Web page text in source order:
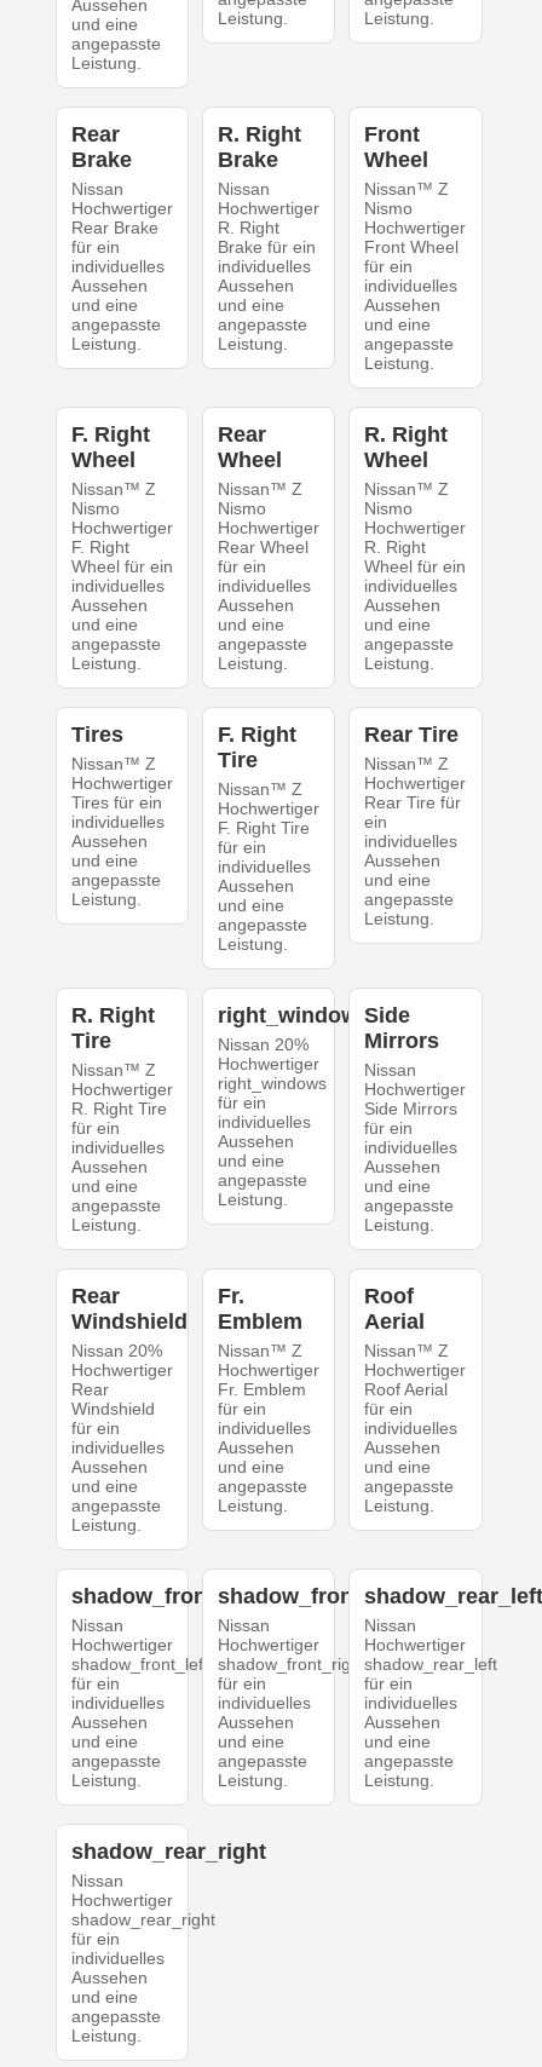
Aussehen
und eine
angepasste
Leistung.
Leistung.
Leistung.
Rear
Brake
Nissan
Hochwertiger
Rear Brake
für ein
individuelles
Aussehen
und eine
angepasste
Leistung.
R. Right
Brake
Nissan
Hochwertiger
R. Right
Brake für ein
individuelles
Aussehen
und eine
angepasste
Leistung.
Front
Wheel
Nissan™ Z
Nismo
Hochwertiger
Front Wheel
für ein
individuelles
Aussehen
und eine
angepasste
Leistung.
F. Right
Wheel
Nissan™ Z
Nismo
Hochwertiger
F. Right
Wheel für ein
individuelles
Aussehen
und eine
angepasste
Leistung.
Rear
Wheel
Nissan™ Z
Nismo
Hochwertiger
Rear Wheel
für ein
individuelles
Aussehen
und eine
angepasste
Leistung.
R. Right
Wheel
Nissan™ Z
Nismo
Hochwertiger
R. Right
Wheel für ein
individuelles
Aussehen
und eine
angepasste
Leistung.
Tires
Nissan™ Z
Hochwertiger
Tires für ein
individuelles
Aussehen
und eine
angepasste
Leistung.
F. Right
Tire
Nissan™ Z
Hochwertiger
F. Right Tire
für ein
individuelles
Aussehen
und eine
angepasste
Leistung.
Rear Tire
Nissan™ Z
Hochwertiger
Rear Tire für
ein
individuelles
Aussehen
und eine
angepasste
Leistung.
R. Right
Tire
Nissan™ Z
Hochwertiger
R. Right Tire
für ein
individuelles
Aussehen
und eine
angepasste
Leistung.
right_windows
Nissan 20%
Hochwertiger
right_windows
für ein
individuelles
Aussehen
und eine
angepasste
Leistung.
Side
Mirrors
Nissan
Hochwertiger
Side Mirrors
für ein
individuelles
Aussehen
und eine
angepasste
Leistung.
Rear
Windshield
Nissan 20%
Hochwertiger
Rear
Windshield
für ein
individuelles
Aussehen
und eine
angepasste
Leistung.
Fr.
Emblem
Nissan™ Z
Hochwertiger
Fr. Emblem
für ein
individuelles
Aussehen
und eine
angepasste
Leistung.
Roof
Aerial
Nissan™ Z
Hochwertiger
Roof Aerial
für ein
individuelles
Aussehen
und eine
angepasste
Leistung.
shadow_front_left
Nissan
Hochwertiger
shadow_front_left
für ein
individuelles
Aussehen
und eine
angepasste
Leistung.
shadow_front_right
Nissan
Hochwertiger
shadow_front_right
für ein
individuelles
Aussehen
und eine
angepasste
Leistung.
Nissan
Hochwertiger
shadow_rear_left
für ein
individuelles
Aussehen
und eine
angepasste
Leistung.
shadow_rear_right
Nissan
Hochwertiger
shadow_rear_right
für ein
individuelles
Aussehen
und eine
angepasste
Leistung.